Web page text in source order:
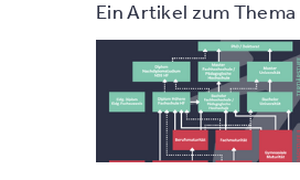
Ein Artikel zum Thema